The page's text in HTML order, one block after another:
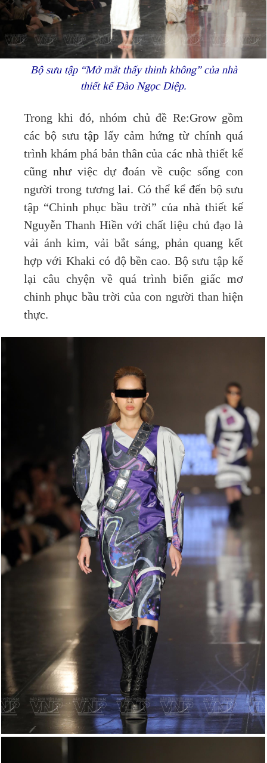
Bộ sưu tập “Mở mắt thấy thinh không” của nhà
thiết kế Đào Ngọc Diệp.
Trong khi đó, nhóm chủ đề Re:Grow gồm
các bộ sưu tập lấy cảm hứng từ chính quá
trình khám phá bản thân của các nhà thiết kế
cũng như việc dự đoán về cuộc sống con
người trong tương lai. Có thể kể đến bộ sưu
tập “Chinh phục bầu trời” của nhà thiết kế
Nguyễn Thanh Hiền với chất liệu chủ đạo là
vải ánh kim, vải bắt sáng, phản quang kết
hợp với Khaki có độ bền cao. Bộ sưu tập kể
lại câu chyện về quá trình biến giấc mơ
chinh phục bầu trời của con người than hiện
thực.